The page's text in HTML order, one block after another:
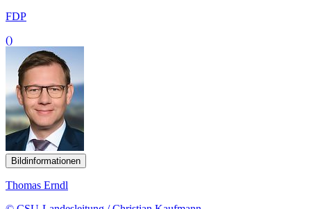
FDP
()
Bildinformationen
Thomas Erndl